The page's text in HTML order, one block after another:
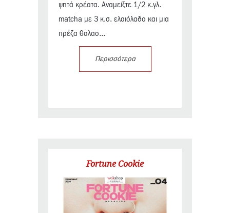
ψητά κρέατα. Αναμείξτε 1/2 κ.γλ.
matcha με 3 κ.σ. ελαιόλαδο και μια
πρέζα θαλασ...
Περισσότερα
Fortune Cookie